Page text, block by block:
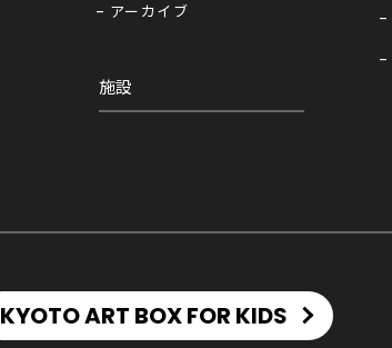
アーカイブ
施設
KYOTO ART BOX FOR KIDS